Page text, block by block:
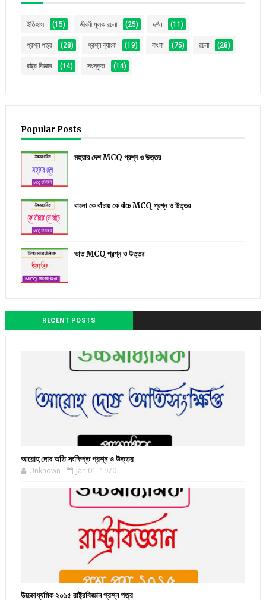
ইতিহাস (15) জীবনী মূলক রচনা (25) দর্শন (11)
প্রশ্ন পত্র (28) প্রশ্ন ব্যাংক (19) বাংলা (75) রচনা (28)
রাষ্ট্র বিজ্ঞান (14) সংস্কৃত (14)
Popular Posts
মহুয়ার দেশ MCQ প্রশ্ন ও উত্তর
বাংলা কে বাঁচায় কে বাঁচে MCQ প্রশ্ন ও উত্তর
ভাত MCQ প্রশ্ন ও উত্তর
RECENT POSTS
আরোহ দোষ অতি সংক্ষিপ্ত প্রশ্ন ও উত্তর
Unknown Jan 01, 1970
উচ্চমাধ্যমিক ২০১৫ রাষ্ট্রবিজ্ঞান প্রশ্ন পত্র